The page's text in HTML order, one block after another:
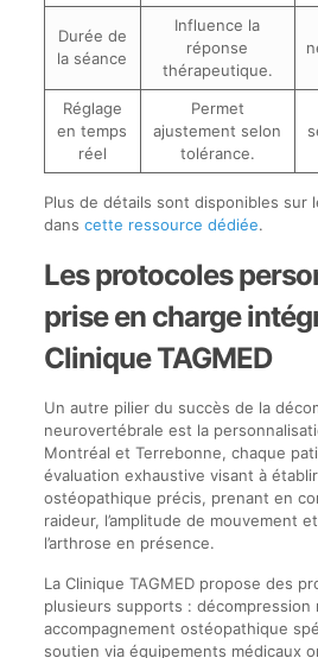
Durée de
la séance
Influence la
réponse
thérapeutique.
Réglage
en temps
réel
Permet
ajustement selon
tolérance.
Plus de détails sont disponibles sur
dans cette ressource dédiée.
Les protocoles
prise en charge
Clinique TAGMED
Un autre pilier du succès de la
neurovertébrale est la
Montréal et Terrebonne, chaque
évaluation exhaustive visant à
ostéopathique précis, prenant en
raideur, l’amplitude de mouvement
l’arthrose en présence.
La Clinique TAGMED propose des
plusieurs supports : décompression
accompagnement ostéopathique
soutien via équipements médicaux